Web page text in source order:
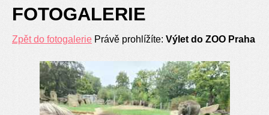
FOTOGALERIE
Zpět do fotogalerie Právě prohlížíte: Výlet do ZOO Praha